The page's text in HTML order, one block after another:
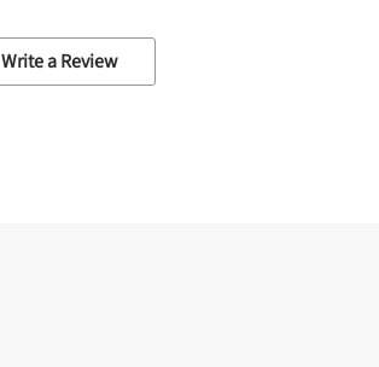
Write a Review